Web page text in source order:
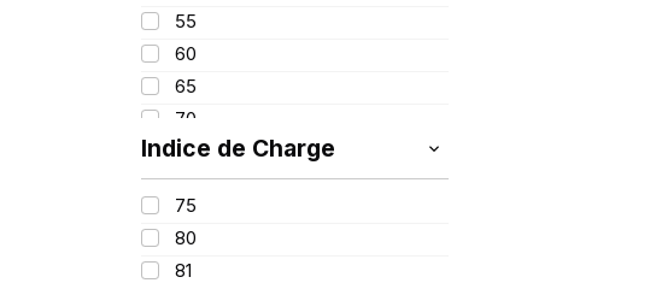
55
60
65
70
75
80
90
650
Indice de Charge
75
80
81